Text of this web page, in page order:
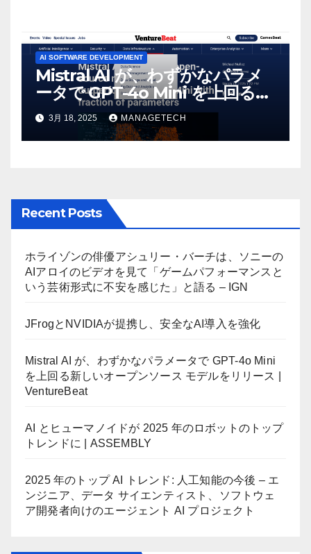
AI SOFTWARE DEVELOPMENT
Mistral AI が、わずかなパラメ
ータで GPT-4o Mini を上回る新
しいオープンソース モデルをリ
リース | VentureBeat
3月 18, 2025 MANAGETECH
Recent Posts
ホライゾンの俳優アシュリー・バーチは、ソニーの
AIアロイのビデオを見て「ゲームパフォーマンスと
いう芸術形式に不安を感じた」と語る – IGN
JFrogとNVIDIAが提携し、安全なAI導入を強化
Mistral AI が、わずかなパラメータで GPT-4o Mini
を上回る新しいオープンソース モデルをリリース |
VentureBeat
AI とヒューマノイドが 2025 年のロボットのトップ
トレンドに | ASSEMBLY
2025 年のトップ AI トレンド: 人工知能の今後 – エ
ンジニア、データ サイエンティスト、ソフトウェ
ア開発者向けのエージェント AI プロジェクト